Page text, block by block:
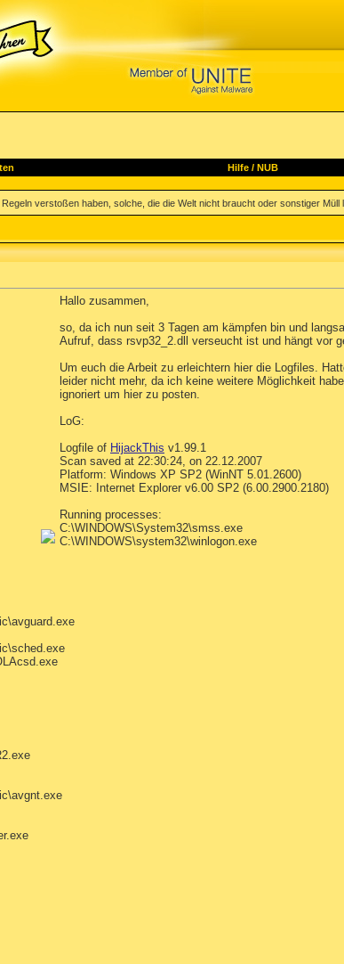
Hilfe/ NUB
verstoßen haben, solche, die die Welt nicht braucht oder sonstiger Müll
Hallo zusammen,
so, da ich nun seit 3 Tagen am kämpfen bin und
Aufruf, dass rsvp32_2.dll verseucht ist und hängt vor
Um euch die Arbeit zu erleichtern hier die Logfiles.
leider nicht mehr, da ich keine weitere Möglichkeit
ignoriert um hier zu posten.
LoG:
Logfile of HijackThis v1.99.1
Scan saved at 22:30:24, on 22.12.2007
Platform: Windows XP SP2 (WinNT 5.01.2600)
MSIE: Internet Explorer v6.00 SP2 (6.00.2900.2180)
Running processes:
C:\WINDOWS\System32\smss.exe
C:\WINDOWS\system32\winlogon.exe